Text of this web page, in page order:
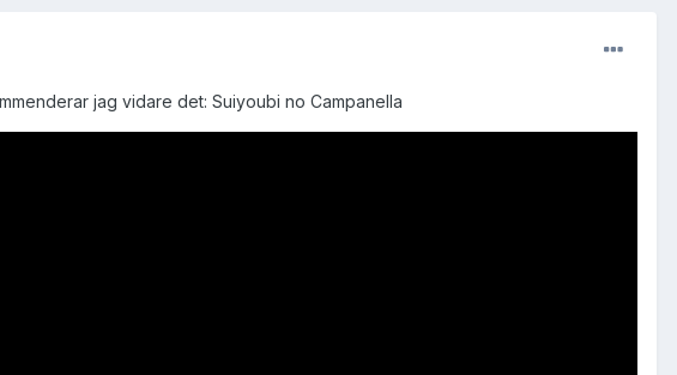
jag vidare det: Suiyoubi no Campanella